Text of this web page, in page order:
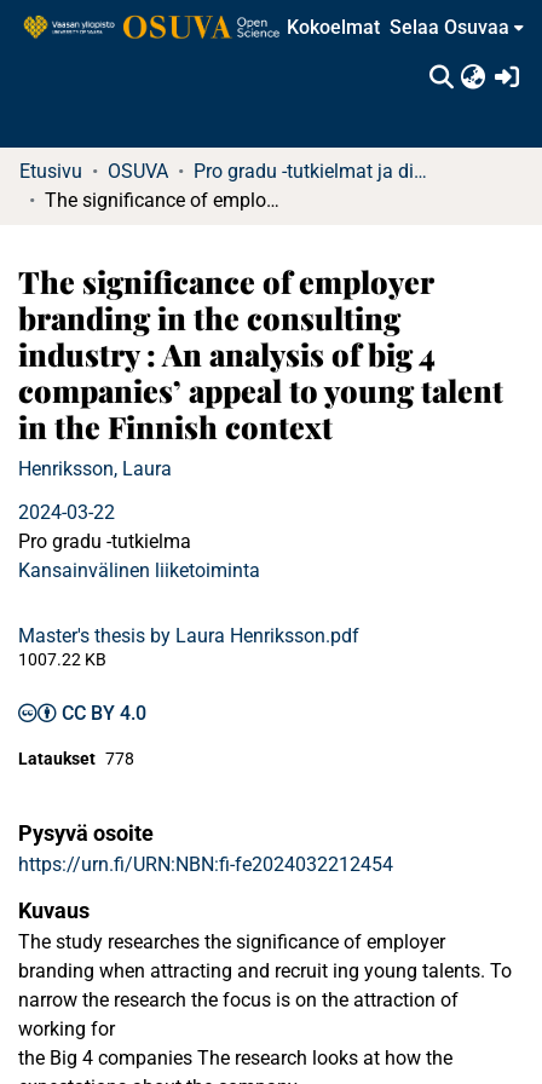
Kokoelmat Selaa Osuvaa
Etusivu OSUVA
Pro gradu -tutkielmat ja diplomityöt
The significance of employer branding in the consulting industry : An analysis of big 4 companies’ appeal to young talent in the Finnish context
The significance of employer
branding in the consulting
industry : An analysis of big 4
companies’ appeal to young talent
in the Finnish context
Henriksson, Laura
2024-03-22
Pro gradu -tutkielma
Kansainvälinen liiketoiminta
Master's thesis by Laura Henriksson.pdf
1007.22 KB
CC BY 4.0
Lataukset 778
Pysyvä osoite
https://urn.fi/URN:NBN:fi-fe2024032212454
Kuvaus
The study researches the significance of employer
branding when attracting and recruit ing young talents. To
narrow the research the focus is on the attraction of
working for
the Big 4 companies The research looks at how the